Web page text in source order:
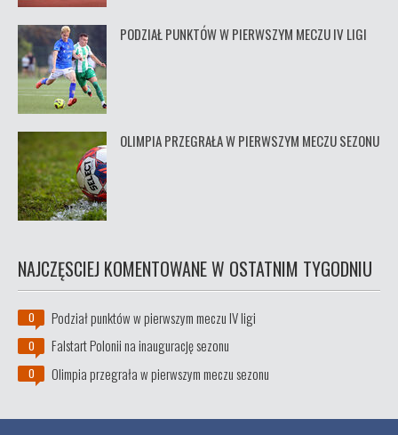
PODZIAŁ PUNKTÓW W PIERWSZYM MECZU IV LIGI
OLIMPIA PRZEGRAŁA W PIERWSZYM MECZU SEZONU
NAJCZĘSCIEJ KOMENTOWANE W OSTATNIM TYGODNIU
0 Podział punktów w pierwszym meczu IV ligi
0 Falstart Polonii na inaugurację sezonu
0 Olimpia przegrała w pierwszym meczu sezonu